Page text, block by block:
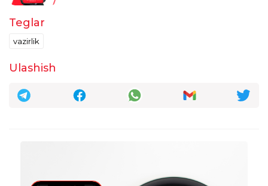
Teglar
vazirlik
Ulashish